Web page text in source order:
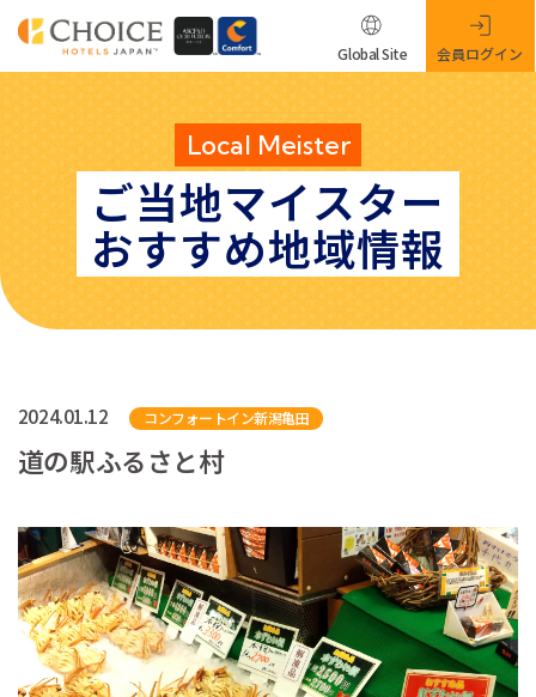
Local Meister
ご当地マイスター
おすすめ地域情報
Global Site 会員ログイン
2024.01.12 コンフォートイン新潟亀田
道の駅ふるさと村